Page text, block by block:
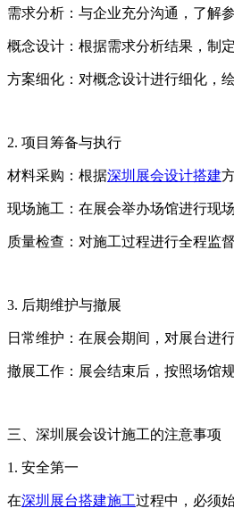
需求分析：与企业充分沟通，了解
概念设计：根据需求分析结果，制
方案细化：对概念设计进行细化，
2. 项目筹备与执行
材料采购：根据深圳展会设计搭建
现场施工：在展会举办场馆进行现
质量检查：对施工过程进行全程监
3. 后期维护与撤展
日常维护：在展会期间，对展台进
撤展工作：展会结束后，按照场馆
三、深圳展会设计施工的注意事项
1. 安全第一
在深圳展台搭建施工过程中，必须